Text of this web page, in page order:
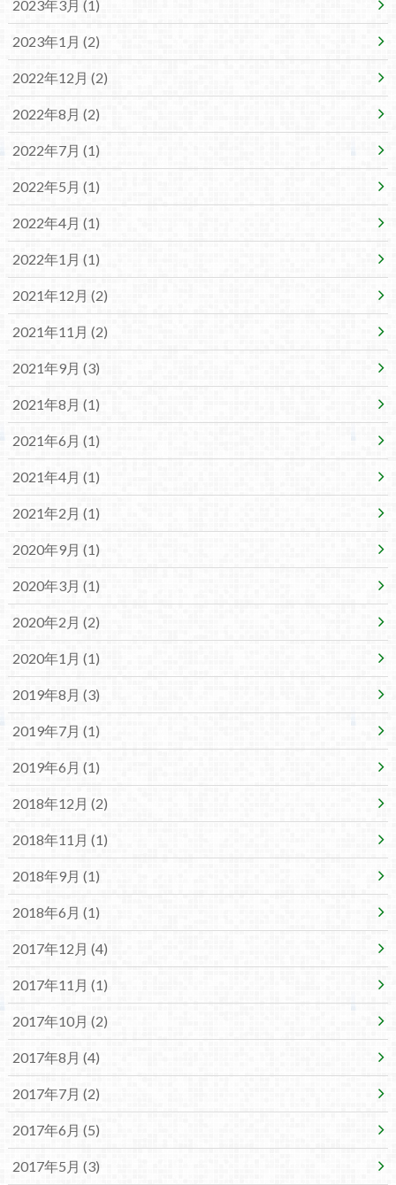
2023年3月 (1)
2023年1月 (2)
2022年12月 (2)
2022年8月 (2)
2022年7月 (1)
2022年5月 (1)
2022年4月 (1)
2022年1月 (1)
2021年12月 (2)
2021年11月 (2)
2021年9月 (3)
2021年8月 (1)
2021年6月 (1)
2021年4月 (1)
2021年2月 (1)
2020年9月 (1)
2020年3月 (1)
2020年2月 (2)
2020年1月 (1)
2019年8月 (3)
2019年7月 (1)
2019年6月 (1)
2018年12月 (2)
2018年11月 (1)
2018年9月 (1)
2018年6月 (1)
2017年12月 (4)
2017年11月 (1)
2017年10月 (2)
2017年8月 (4)
2017年7月 (2)
2017年6月 (5)
2017年5月 (3)